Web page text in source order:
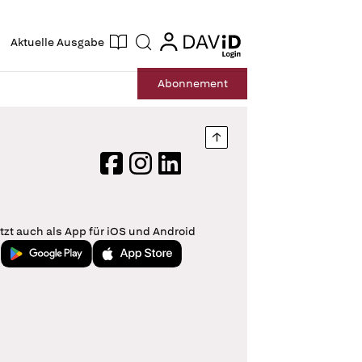
Aktuelle Ausgabe Suche login
login
Abonnement
Nach oben springen
FacebookInstagram
LinkedIn
auch als App für iOS und Android
Jetzt bei Google PlayLaden im App Store